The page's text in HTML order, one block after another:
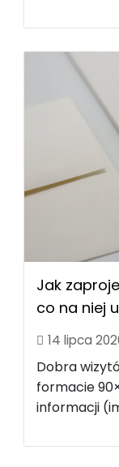
Jak
co na niej
14 lipca
Dobra
formacie
informacji